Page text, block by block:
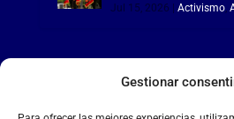
Gestionar
Jul 15, 2026 Activismo,
LA FALANGE